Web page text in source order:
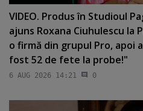
VIDEO. Produs în Studioul
ajuns Roxana Ciuhulescu la
o firmă din grupul Pro, apoi
fost 52 de fete la probe!"
6 AUG 2026 14:21 0